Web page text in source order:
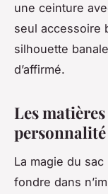
une ceinture
seul accessoire
silhouette
d’affirmé.
Les
personnalité
La magie du sac
fondre dans